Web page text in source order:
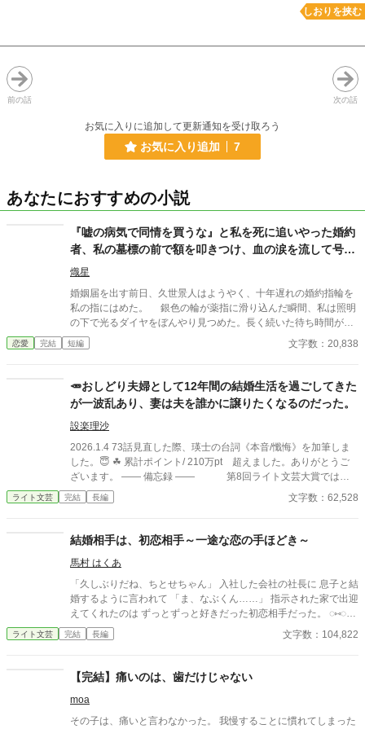
しおりを挟む
前の話 次の話
お気に入りに追加して更新通知を受け取ろう
お気に入り追加 7
あなたにおすすめの小説
『嘘の病気で同情を買うな』と私を死に追いやった婚約
者、私の墓標の前で額を叩きつけ、血の涙を流して号泣
する大破滅！
熾星
婚姻届を出す前日、久世景人はようやく、十年遅れの婚約指輪を
私の指にはめた。 銀色の輪が薬指に滑り込んだ瞬間、私は照明
の下で光るダイヤをぼんやり見つめた。長く続いた待ち時間が、
やっと終わったような気がした。けれど次の瞬間、彼は私の手を
見下ろし、まるで似合わない品物を評するように静かな声で言っ
を失った。 景人はそのまま私の指先を取ると、さっきはめたば
かりの指輪を抜き取った。十年待ち続けた指輪は、彼の手のひら
の上で冷たく光っていた。 「この指輪、瑠奈の手にあったほうが
似合うと思う」 私は手を引き戻し、信じられない思いで彼を見
目を伏せ、指輪の縁を指先でなぞった。まるで、たいしたことで
はない問いを少し考えているだけのようだった。 「そこまでじゃ
ない。ただ、会えない時間が長くなると、どうしても瑠奈のこと
を考えるんだ」 その瞬間、私は自分がどうやってあのタワーマ
恋愛 完結 短編 文字数：20,838
🥕おしどり夫婦として12年間の結婚生活を過ごしてきた
が一波乱あり、妻は夫を誰かに譲りたくなるのだった。
設楽理沙
2026.1.4 73話見直した際、瑛士の台詞《本音/懺悔》を加筆しま
した。😇 ☘ 累計ポイント/ 210万pt 超えました。ありがとうご
ざいます。 ―― 備忘録 ―― 第8回ライト文芸大賞では大
賞2位ではじまり2位で終了。 最高 57,392 pt 〃
24h/pt-1位ではじまり2位で終了。 最高 89,034 pt
って私や私の両親にやさしくしてくれる 素敵な旦那さま・・だと
思ってきたのに。 隠された夫の一面を知った日から、眞奈の苦悩
が 始まる。 苦しくて、悲しくてもののすごく惨めで・・ 消えて
しまいたいと思う眞奈は小さな子供のように 大きな声で泣いた。
泣きながらも、よろけながらも、気がつけば 大地をしっかりと踏
みしめていた。 そう、立ち止まってなんていられない。 ☆－★－
ライト文芸 完結 長編 文字数：62,528
結婚相手は、初恋相手～一途な恋の手ほどき～
馬村 はくあ
「久しぶりだね、ちとせちゃん」 入社した会社の社長に 息子と結
婚するように言われて 「ま、なぶくん……」 指示された家で出迎
えてくれたのは ずっとずっと好きだった初恋相手だった。 ◌⑅ ◌┈
┈┈┈┈┈┈┈┈┈┈┈┈┈┈┈┈◌⑅ ◌ ちょっぴり照れ屋な新人
保険師 鈴野 ちとせ -Chitose Suzuno- × 俺様なイケメン副社長 遊
⑅ ◌ 「これからよろくね、ちとせ」 ずっと人生を諦めてたちとせ
にとって これは好きな人と幸せになれる 大大大チャンス到来！
「結婚したい人ができたら、いつでも離婚してあげるから」 この
先には幸せな未来しかないと思っていたのに。 「感謝してるよ、
ライト文芸 完結 長編 文字数：104,822
【完結】痛いのは、歯だけじゃない
moa
その子は、痛いと言わなかった。 我慢することに慣れてしまった